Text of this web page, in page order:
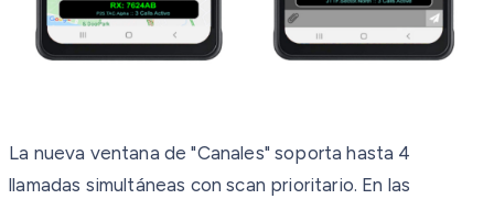
La nueva ventana de "Canales" soporta hasta 4
llamadas simultáneas con scan prioritario. En las